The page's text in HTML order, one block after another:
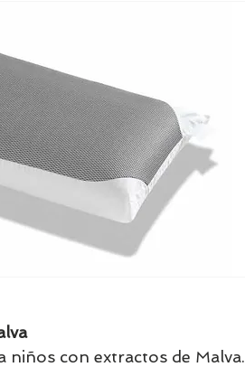
niños con extractos de Malva.